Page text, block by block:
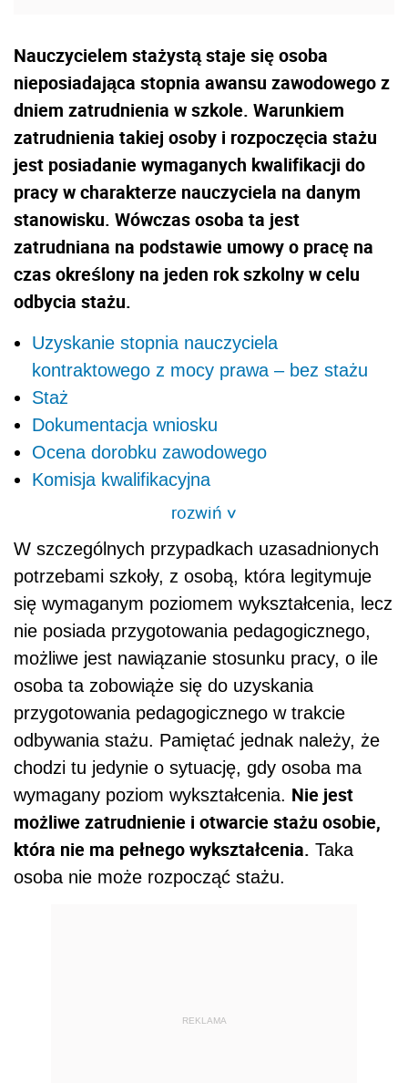
Nauczycielem stażystą staje się osoba
nieposiadająca stopnia awansu zawodowego z
dniem zatrudnienia w szkole. Warunkiem
zatrudnienia takiej osoby i rozpoczęcia stażu
jest posiadanie wymaganych kwalifikacji do
pracy w charakterze nauczyciela na danym
stanowisku. Wówczas osoba ta jest
zatrudniana na podstawie umowy o pracę na
czas określony na jeden rok szkolny w celu
odbycia stażu.
Uzyskanie stopnia nauczyciela
kontraktowego z mocy prawa – bez stażu
Staż
Dokumentacja wniosku
Ocena dorobku zawodowego
Komisja kwalifikacyjna
rozwiń>
W szczególnych przypadkach uzasadnionych
potrzebami szkoły, z osobą, która legitymuje
się wymaganym poziomem wykształcenia, lecz
nie posiada przygotowania pedagogicznego,
możliwe jest nawiązanie stosunku pracy, o ile
osoba ta zobowiąże się do uzyskania
przygotowania pedagogicznego w trakcie
odbywania stażu. Pamiętać jednak należy, że
chodzi tu jedynie o sytuację, gdy osoba ma
wymagany poziom wykształcenia. Nie jest
możliwe zatrudnienie i otwarcie stażu osobie,
która nie ma pełnego wykształcenia. Taka
osoba nie może rozpocząć stażu.
REKLAMA